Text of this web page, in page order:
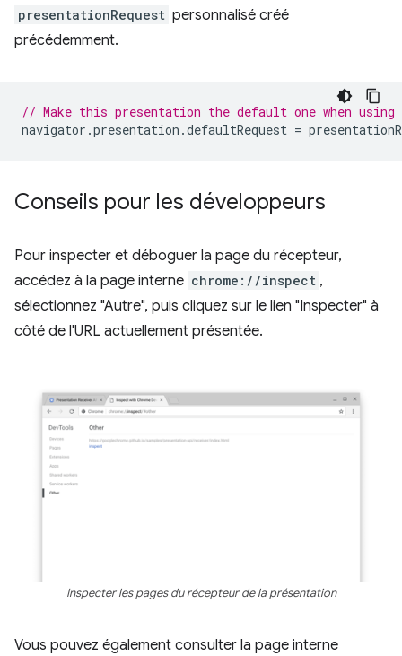
presentationRequest personnalisé créé
précédemment.
// Make this presentation the default one when using
navigator .presentation .defaultRequest =
Conseils pour les développeurs
Pour inspecter et déboguer la page du récepteur,
accédez à la page interne chrome://inspect ,
sélectionnez "Autre", puis cliquez sur le lien "Inspecter" à
côté de l'URL actuellement présentée.
Inspecter les pages du récepteur de la présentation
Vous pouvez également consulter la page interne